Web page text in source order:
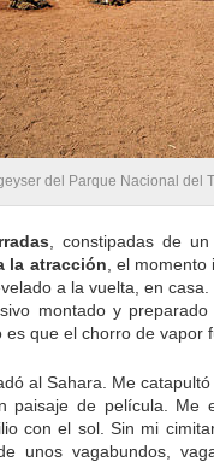
del Parque Nacional del
, constipadas de
la atracción , el
a la vuelta, en
montado y
que el chorro de vapor
al Sahara. Me
paisaje de película. Me
con el sol. Sin mi
unos vagabundos,